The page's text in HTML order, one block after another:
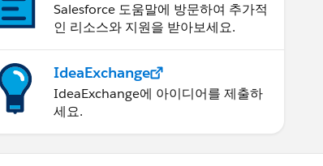
Salesforce 도움말에 방문하여 추가적
인 리소스와 지원을 받아보세요.
IdeaExchange
IdeaExchange에 아이디어를 제출하
세요.